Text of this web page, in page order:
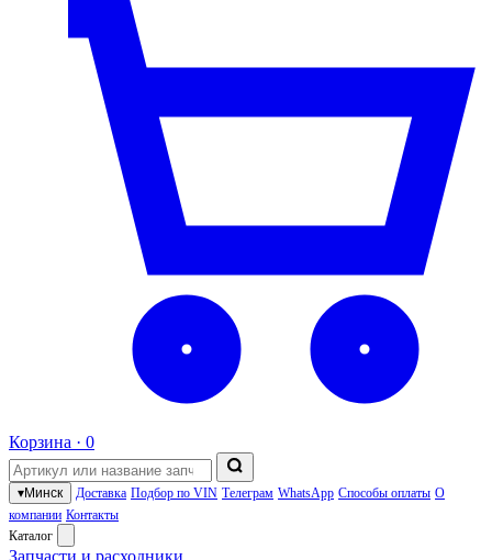
Корзина · 0
▾Минск Доставка Подбор по VIN Телеграм WhatsApp Способы оплаты О
компании Контакты
Каталог
Запчасти и расходники